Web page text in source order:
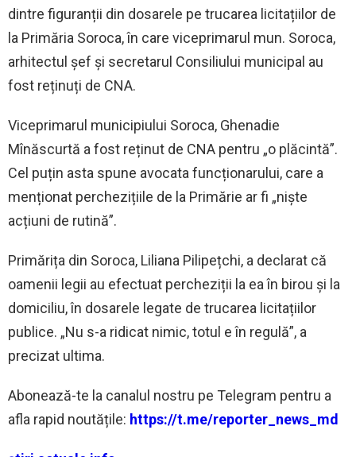
dintre figuranții din dosarele pe trucarea licitațiilor de
la Primăria Soroca, în care viceprimarul mun. Soroca,
arhitectul șef și secretarul Consiliului municipal au
fost reținuți de CNA.
Viceprimarul municipiului Soroca, Ghenadie
Mînăscurtă a fost reținut de CNA pentru „o plăcintă”.
Cel puțin asta spune avocata funcționarului, care a
menționat perchezițiile de la Primărie ar fi „niște
acțiuni de rutină”.
Primărița din Soroca, Liliana Pilipețchi, a declarat că
oamenii legii au efectuat percheziții la ea în birou și la
domiciliu, în dosarele legate de trucarea licitațiilor
publice. „Nu s-a ridicat nimic, totul e în regulă”, a
precizat ultima.
Abonează-te la canalul nostru pe Telegram pentru a
afla rapid noutățile: https://t.me/reporter_news_md